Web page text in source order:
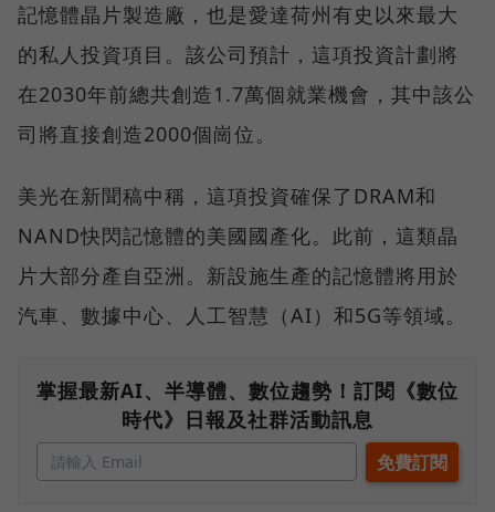
記憶體晶片製造廠，也是愛達荷州有史以來最大
的私人投資項目。該公司預計，這項投資計劃將
在2030年前總共創造1.7萬個就業機會，其中該公
司將直接創造2000個崗位。
美光在新聞稿中稱，這項投資確保了DRAM和
NAND快閃記憶體的美國國產化。此前，這類晶
片大部分產自亞洲。新設施生產的記憶體將用於
汽車、數據中心、人工智慧（AI）和5G等領域。
掌握最新AI、半導體、數位趨勢！訂閱《數位
時代》日報及社群活動訊息